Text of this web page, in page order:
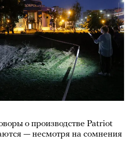
о производстве Patriot
— несмотря на сомнения